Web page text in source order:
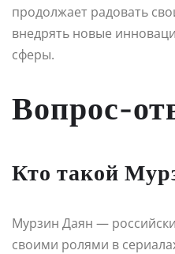
продолжает радовать
внедрять новые
сферы.
Вопрос-
Кто такой
Мурзин Даян —
своими ролями в